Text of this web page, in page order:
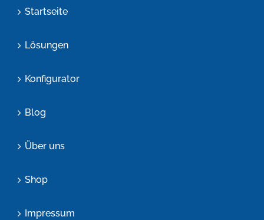
Startseite
Lösungen
Konfigurator
Blog
Über uns
Shop
Impressum